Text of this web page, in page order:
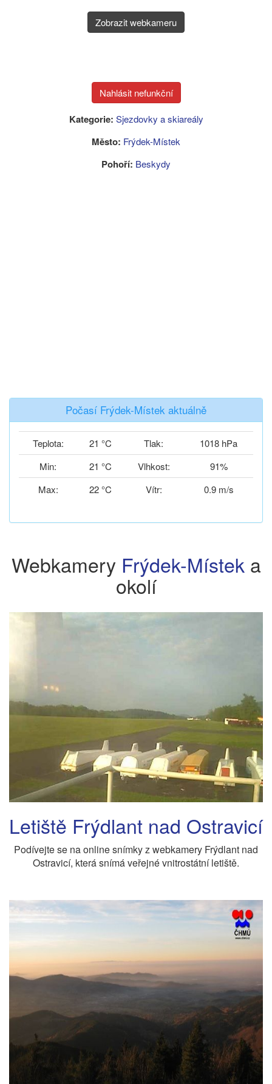
Zobrazit webkameru
Kategorie: Sjezdovky a skiareály
Město: Frýdek-Místek
Pohoří: Beskydy
Počasí Frýdek-Místek aktuálně
Teplota: 21 °C Tlak:
1018 hPa
Min:
21 °C Vlhkost:
91%
Max:
22 °C Vítr: 0.9 m/s
Webkamery Frýdek-Místeka
okolí
Letiště Frýdlant nad Ostravicí
Podívejte se na online snímky z webkamery Frýdlant nad
Ostravicí, která snímá veřejné vnitrostátní letiště.